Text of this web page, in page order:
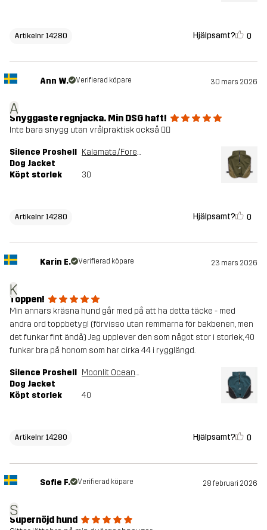
Artikelnr 14280 Hjälpsamt? 0
A
Ann W. Verifierad köpare 30 mars 2026
Snyggaste regnjacka. Min DSG haft!
Inte bara snygg utan vrålpraktisk också 👌🏾
Silence Proshell
Dog Jacket
Kalamata/Forest Night
Köpt storlek 30
Artikelnr 14280 Hjälpsamt? 0
K
Karin E. Verifierad köpare 23 mars 2026
Toppen!
Min annars kräsna hund går med på att ha detta täcke - med
andra ord toppbetyg! (förvisso utan remmarna för bakbenen, men
det funkar fint ändå) Jag upplever den som något stor i storlek, 40
funkar bra på honom som har cirka 44 i rygglängd.
Silence Proshell
Dog Jacket
Moonlit Ocean/Dark Navy
Köpt storlek 40
Artikelnr 14280 Hjälpsamt? 0
S
Sofie F. Verifierad köpare 28 februari 2026
Supernöjd hund